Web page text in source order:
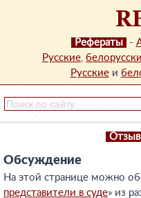
Рефераты -
Русские,
Русскиеи
Обсуждение
На этой странице можно
представители в суде» из